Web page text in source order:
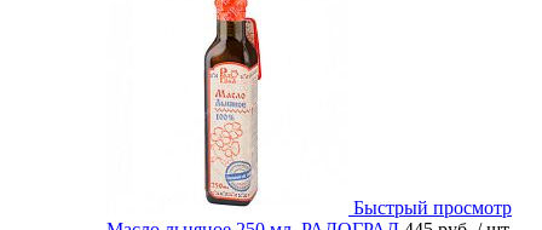
Быстрый просмотр